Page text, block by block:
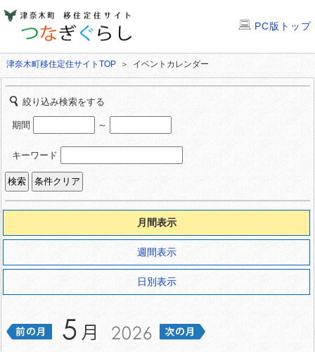
PC版トップ
津奈木町移住定住サイトTOP ＞ イベントカレンダー
絞り込み検索をする
期間 ～
キーワード
月間表示
週間表示
日別表示